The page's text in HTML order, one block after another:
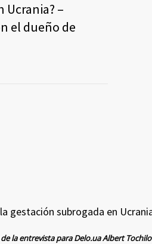
Ucrania? –
el dueño de
gestación subrogada en
la entrevista para Delo.ua Albert